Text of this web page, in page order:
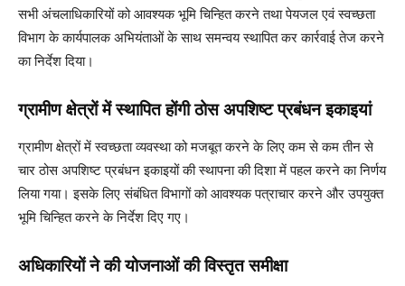
सभी अंचलाधिकारियों को आवश्यक भूमि चिन्हित करने तथा पेयजल एवं स्वच्छता
विभाग के कार्यपालक अभियंताओं के साथ समन्वय स्थापित कर कार्रवाई तेज करने
का निर्देश दिया।
ग्रामीण क्षेत्रों में स्थापित होंगी ठोस अपशिष्ट प्रबंधन इकाइयां
ग्रामीण क्षेत्रों में स्वच्छता व्यवस्था को मजबूत करने के लिए कम से कम तीन से
चार ठोस अपशिष्ट प्रबंधन इकाइयों की स्थापना की दिशा में पहल करने का निर्णय
लिया गया। इसके लिए संबंधित विभागों को आवश्यक पत्राचार करने और उपयुक्त
भूमि चिन्हित करने के निर्देश दिए गए।
अधिकारियों ने की योजनाओं की विस्तृत समीक्षा